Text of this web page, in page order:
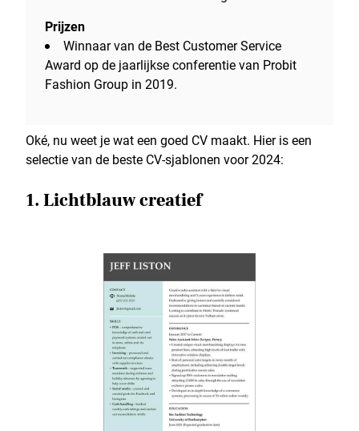
Prijzen
Winnaar van de Best Customer Service
Award op de jaarlijkse conferentie van Probit
Fashion Group in 2019.
Oké, nu weet je wat een goed CV maakt. Hier is een
selectie van de beste CV-sjablonen voor 2024:
1. Lichtblauw creatief